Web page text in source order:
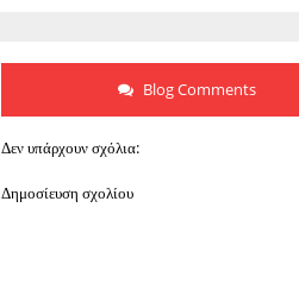
Blog Comments
Δεν υπάρχουν σχόλια:
Δημοσίευση σχολίου